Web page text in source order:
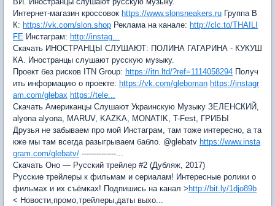
Интернет-магазин кроссовок https://www.slonsneakers.ru Группа В
К: https://vk.com/slon.shop Реклама на канале: http://clc.to/THAILI
FE Инстаграм: http://instag...
Скачать ИНОСТРАНЦЫ СЛУШАЮТ: ПОЛИНА ГАГАРИНА - КУКУШ
КА. Иностранцы слушают русскую музыку.
Проект без рисков ITN Group: https://itn.ltd/?ref=1114058294 Получ
ить информацию о проекте: https://vk.com/gleboman https://instagr
am.com/glebax https://tele...
Скачать Американцы Слушают Украинскую Музыку ЗЕЛЕНСКИЙ,
alyona alyona, MARUV, KAZKA, MONATIK, T-Fest, ГРИБЫ
Друзья не забываем про мой Инстаграм, там тоже интересно, а та
кже мы там всегда разыгрываем бабло. @glebatv https://www.insta
gram.com/glebatv/ --------------...
Скачать Оно — Русский трейлер #2 (Дубляж, 2017)
Русские трейлеры к фильмам и сериалам! Интересные ролики о
фильмах и их съёмках! Подпишись на канал > http://bit.ly/1djo89b
< Новости,промо,трейлеры,даты выхо...